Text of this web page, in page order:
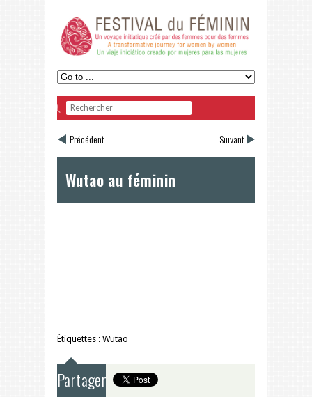
Précédent Suivant
Wutao au féminin
Étiquettes : Wutao
Partager